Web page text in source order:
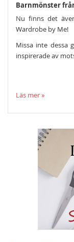
Barnmönster
Nu finns det
Wardrobe by Me!
Missa inte dessa
inspirerade av
Läs mer »